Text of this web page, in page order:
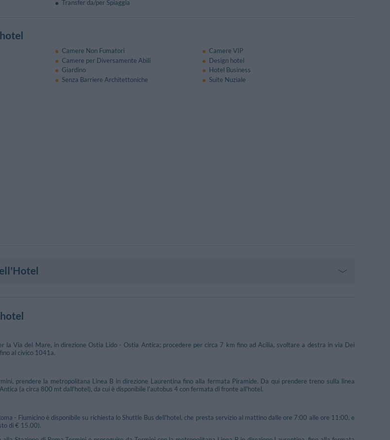
Transfer da/per Spiaggia
Camere Non Fumatori
Camere VIP
Camere per Diversamente Abili
Design hotel
Giardino
Hotel Business
Senza Barriere Architettoniche
Suite Nuziale
la Via del Mare, in direzione Ostia Lido - Ostia Antica; procedere per circa 7 km fino ad Acilia, svoltare a destra in via Dei
al civico 1041a.
prendere la metropolitana Linea B in direzione Laurentina fino alla fermata Piramide. Da qui prendere treno sulla linea
(a circa 800 mt dall'hotel), da cui è disponibile l'autobus 4 con fermata di fronte all'hotel.
- Fiumicino è disponibile su richiesta lo Shuttle Bus dell'hotel, che presta servizio al mattino dalle ore 7:00 alle ore 11:00, e
di € 15.00).